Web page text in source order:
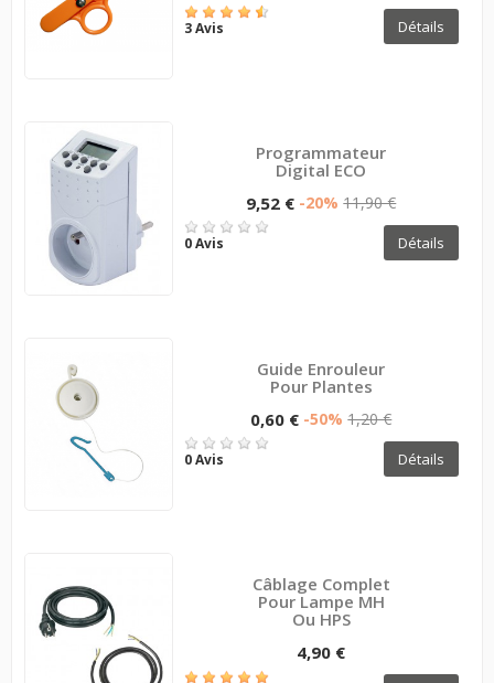
3 Avis Détails
Programmateur
Digital ECO
9,52 € -20% 11,90 €
0 Avis Détails
Guide Enrouleur
Pour Plantes
0,60 € -50% 1,20 €
0 Avis Détails
Câblage Complet
Pour Lampe MH
Ou HPS
4,90 €